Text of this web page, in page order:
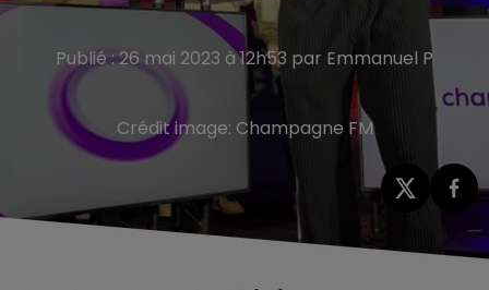
Publié : 26 mai 2023 à 12h53 par Emmanuel P
Crédit image: Champagne FM